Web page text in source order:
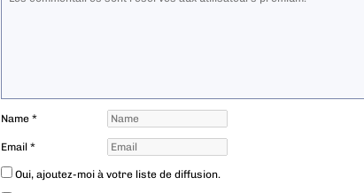
Name *
Email *
Oui, ajoutez-moi à votre liste de diffusion.